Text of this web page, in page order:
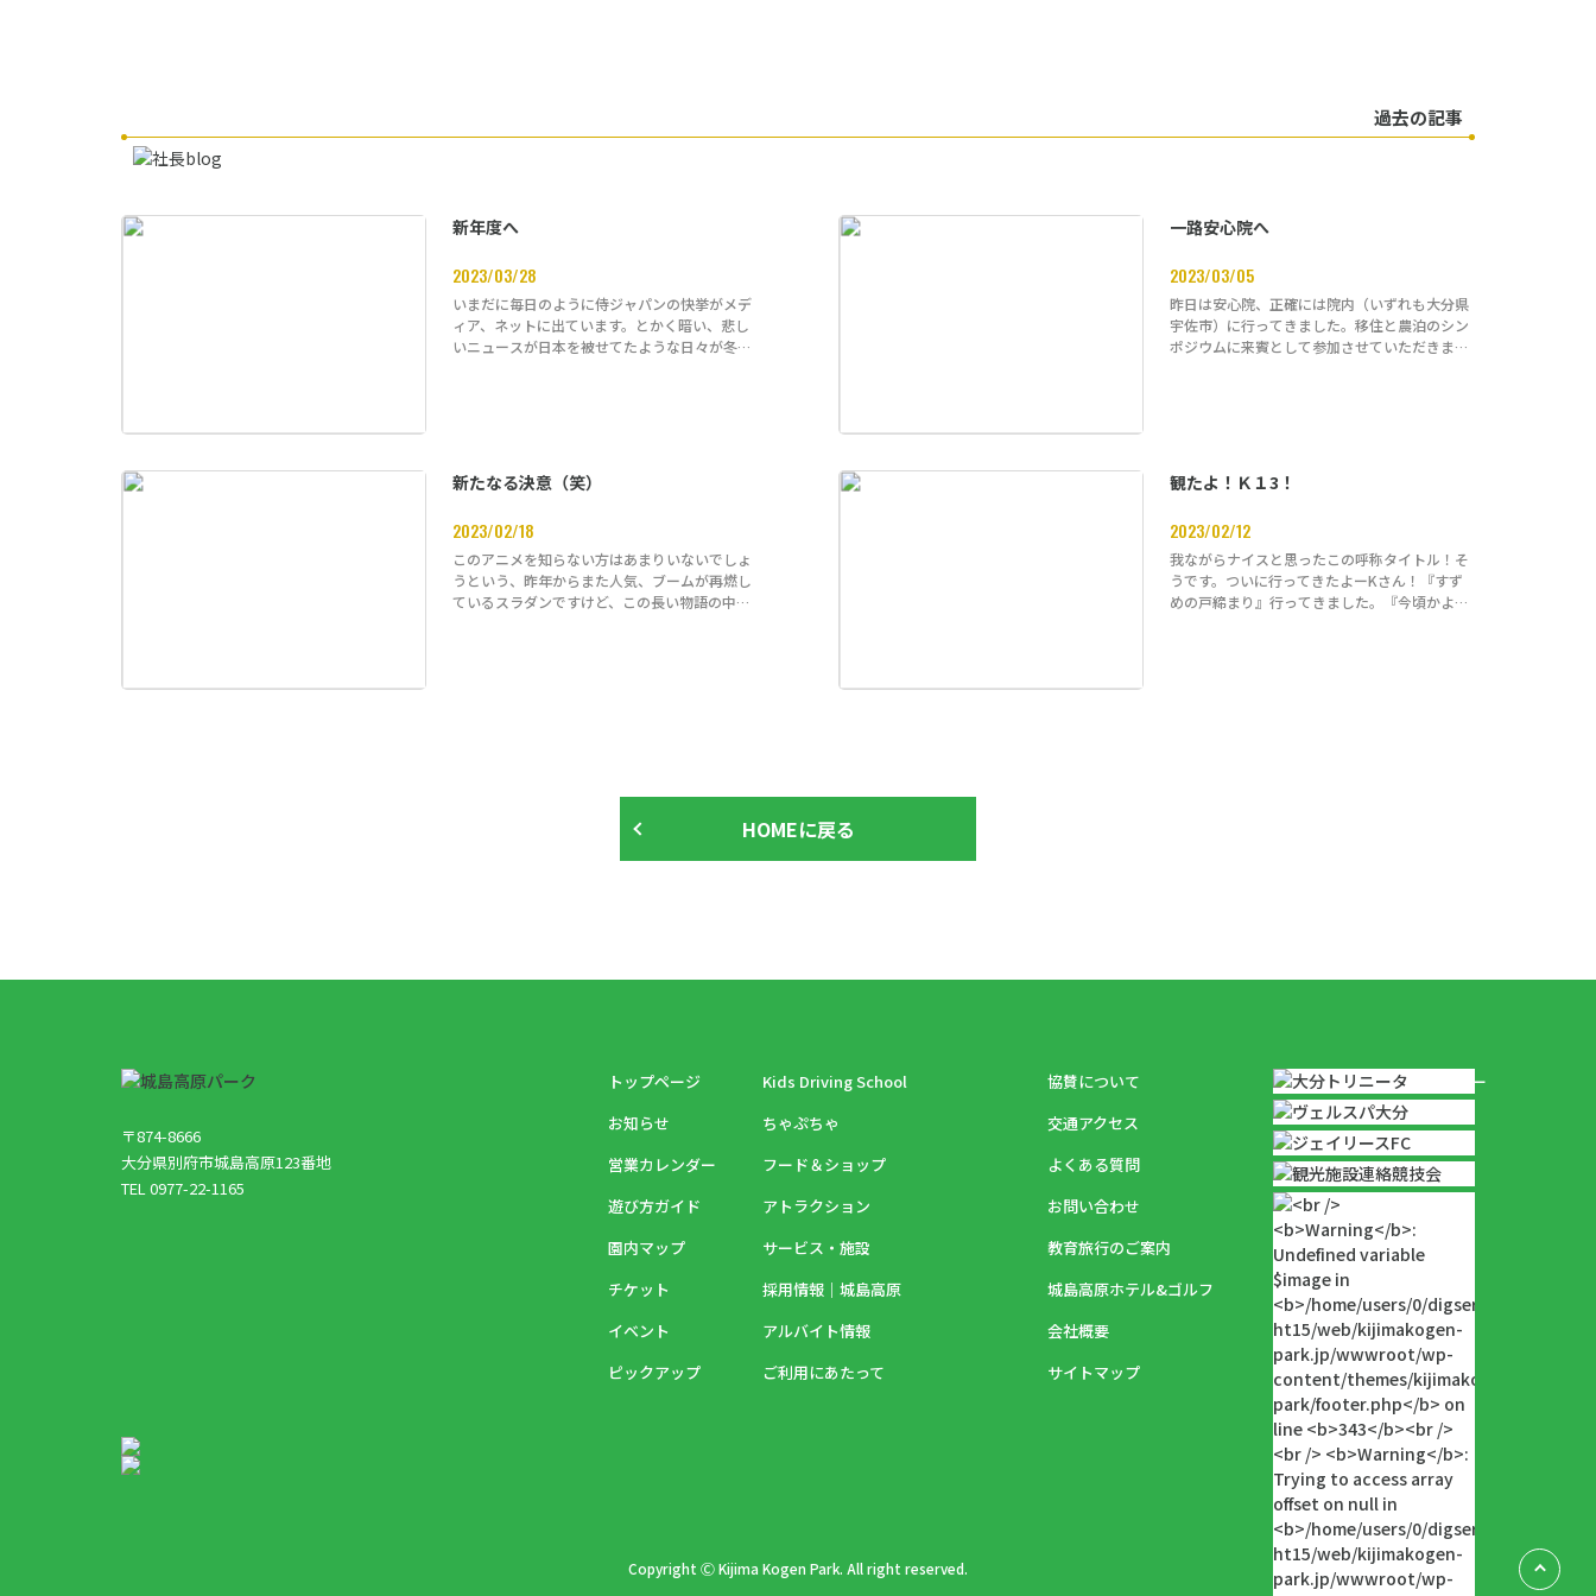
過去の記事
新年度へ
2023/03/28
いまだに毎日のように侍ジャパンの快挙がメデ
ィア、ネットに出ています。とかく暗い、悲し
いニュースが日本を被せてたような日々が冬か
一路安心院へ
2023/03/05
昨日は安心院、正確には院内（いずれも大分県
宇佐市）に行ってきました。移住と農泊のシン
ポジウムに来賓として参加させていただきまし
新たなる決意（笑）
2023/02/18
このアニメを知らない方はあまりいないでしょ
うという、昨年からまた人気、ブームが再燃し
ているスラダンですけど、この長い物語の中で
観たよ！Ｋ１3！
2023/02/12
我ながらナイスと思ったこの呼称タイトル！そ
うです。ついに行ってきたよーKさん！『すず
めの戸締まり』行ってきました。『今頃かよ
HOMEに戻る
〒874-8666
大分県別府市城島高原123番地
TEL 0977-22-1165
トップページ
お知らせ
営業カレンダー
遊び方ガイド
園内マップ
チケット
イベント
ピックアップ
Kids Driving School
ちゃぷちゃ
フード＆ショップ
アトラクション
サービス・施設
採用情報｜城島高原
アルバイト情報
ご利用にあたって
協賛について
交通アクセス
よくある質問
お問い合わせ
教育旅行のご案内
城島高原ホテル&ゴルフ
会社概要
サイトマップ
プライバシーポリシー
Copyright Ⓒ Kijima Kogen Park. All right reserved.